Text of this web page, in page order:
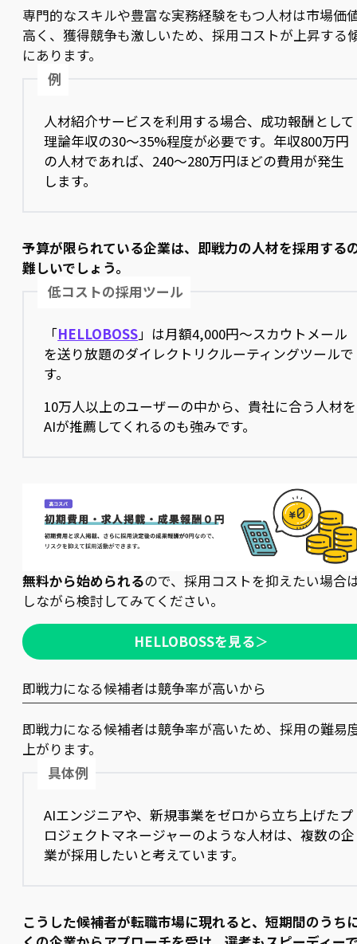
専門的なスキルや豊富な実務経験をもつ人材は市場価
高く、獲得競争も激しいため、採用コストが上昇する
にあります。
例
人材紹介サービスを利用する場合、成功報酬として
理論年収の30〜35%程度が必要です。年収800万円
の人材であれば、240〜280万円ほどの費用が発生
します。
予算が限られている企業は、即戦力の人材を採用する
難しいでしょう。
低コストの採用ツール
「HELLOBOSS」は月額4,000円〜スカウトメール
を送り放題のダイレクトリクルーティングツールで
す。
10万人以上のユーザーの中から、貴社に合う人材を
AIが推薦してくれるのも強みです。
無料から始められるので、採用コストを抑えたい場合
しながら検討してみてください。
HELLOBOSSを見る＞
即戦力になる候補者は競争率が高いから
即戦力になる候補者は競争率が高いため、採用の難易
上がります。
具体例
AIエンジニアや、新規事業をゼロから立ち上げたプ
ロジェクトマネージャーのような人材は、複数の企
業が採用したいと考えています。
こうした候補者が転職市場に現れると、短期間のうち